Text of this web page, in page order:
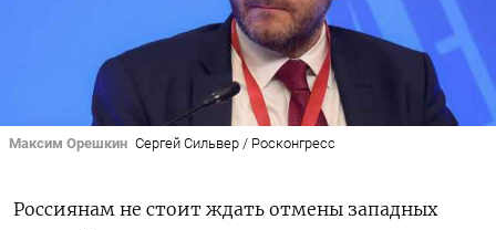
Максим Орешкин Сергей Сильвер / Росконгресс
Россиянам не стоит ждать отмены западных